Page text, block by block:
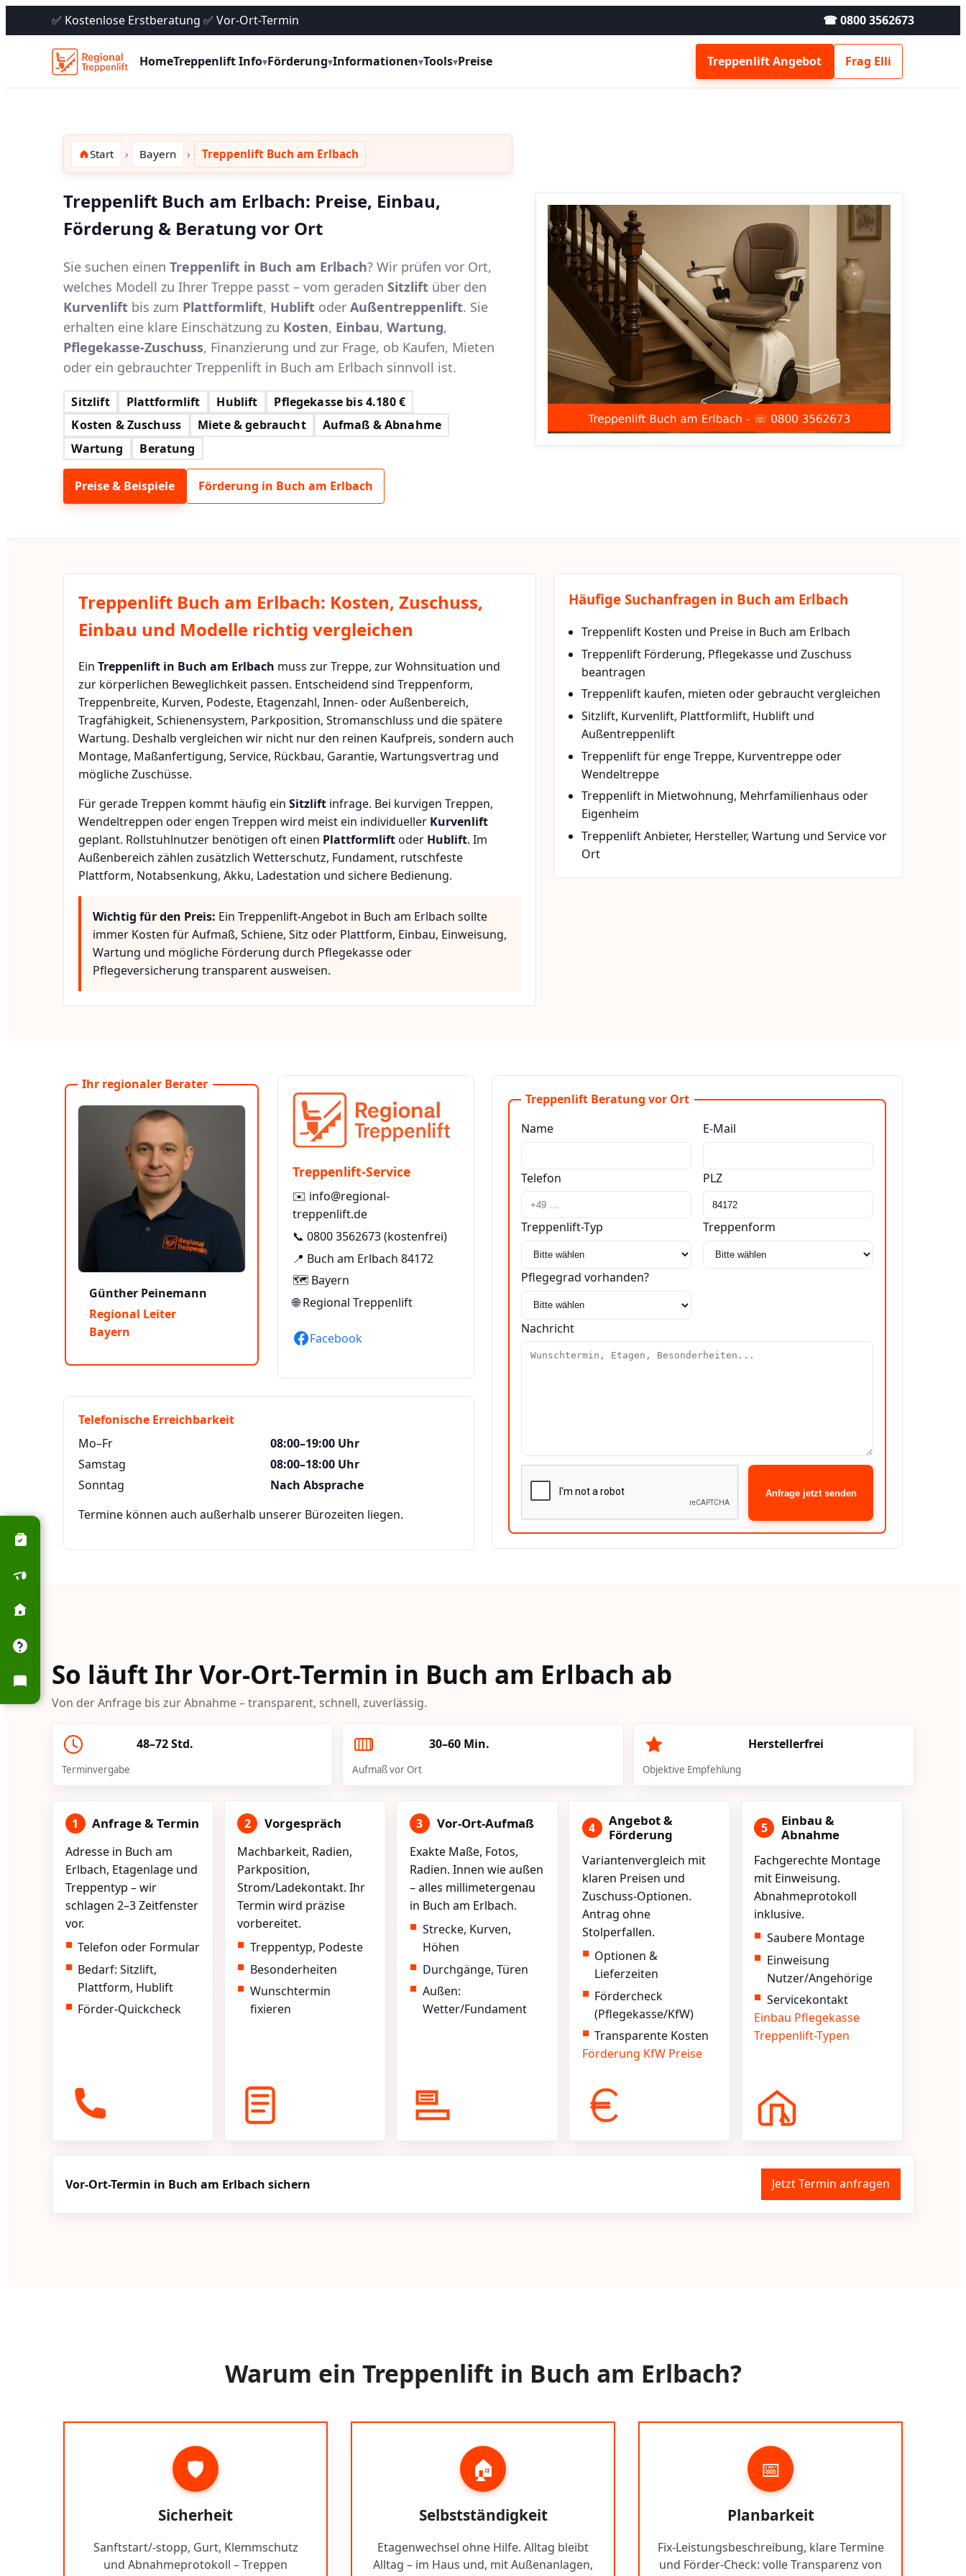
✅ Kostenlose Erstberatung ✅ Vor-Ort-Termin ☎ 0800 3562673
HomeTreppenlift Info▾Förderung▾Informationen▾Tools▾Preise Treppenlift Angebot Frag Elli
Start Bayern Treppenlift Buch am Erlbach
Treppenlift Buch am Erlbach: Preise, Einbau,
Förderung & Beratung vor Ort
Sie suchen einen Treppenlift in Buch am Erlbach? Wir prüfen vor Ort,
welches Modell zu Ihrer Treppe passt – vom geraden Sitzlift über den
Kurvenlift bis zum Plattformlift, Hublift oder Außentreppenlift. Sie
erhalten eine klare Einschätzung zu Kosten, Einbau, Wartung,
Pflegekasse-Zuschuss, Finanzierung und zur Frage, ob Kaufen, Mieten
oder ein gebrauchter Treppenlift in Buch am Erlbach sinnvoll ist.
Sitzlift Plattformlift Hublift
Pflegekasse bis 4.180 €
Kosten & Zuschuss
Miete & gebraucht
Aufmaß & Abnahme
Wartung
Beratung
Preise & Beispiele Förderung in Buch am Erlbach
Treppenlift Buch am Erlbach: Kosten, Zuschuss,
Einbau und Modelle richtig vergleichen
Ein Treppenlift in Buch am Erlbach muss zur Treppe, zur Wohnsituation und
zur körperlichen Beweglichkeit passen. Entscheidend sind Treppenform,
Treppenbreite, Kurven, Podeste, Etagenzahl, Innen- oder Außenbereich,
Tragfähigkeit, Schienensystem, Parkposition, Stromanschluss und die spätere
Wartung. Deshalb vergleichen wir nicht nur den reinen Kaufpreis, sondern auch
Montage, Maßanfertigung, Service, Rückbau, Garantie, Wartungsvertrag und
mögliche Zuschüsse.
Für gerade Treppen kommt häufig ein Sitzlift infrage. Bei kurvigen Treppen,
Wendeltreppen oder engen Treppen wird meist ein individueller Kurvenlift
geplant. Rollstuhlnutzer benötigen oft einen Plattformliftoder Hublift. Im
Außenbereich zählen zusätzlich Wetterschutz, Fundament, rutschfeste
Plattform, Notabsenkung, Akku, Ladestation und sichere Bedienung.
Wichtig für den Preis: Ein Treppenlift-Angebot in Buch am Erlbach sollte
immer Kosten für Aufmaß, Schiene, Sitz oder Plattform, Einbau, Einweisung,
Wartung und mögliche Förderung durch Pflegekasse oder
Pflegeversicherung transparent ausweisen.
Häufige Suchanfragen in Buch am Erlbach
Treppenlift Kosten und Preise in Buch am Erlbach
Treppenlift Förderung, Pflegekasse und Zuschuss
beantragen
Treppenlift kaufen, mieten oder gebraucht vergleichen
Sitzlift, Kurvenlift, Plattformlift, Hublift und
Außentreppenlift
Treppenlift für enge Treppe, Kurventreppe oder
Wendeltreppe
Treppenlift in Mietwohnung, Mehrfamilienhaus oder
Eigenheim
Treppenlift Anbieter, Hersteller, Wartung und Service vor
Ort
Ihr regionaler Berater
Günther Peinemann
Regional Leiter
Bayern
Treppenlift-Service
✉️ info@regional-
treppenlift.de
📞 0800 3562673(kostenfrei)
📍 Buch am Erlbach 84172
🗺️ Bayern
🌐Regional Treppenlift
Facebook
Telefonische Erreichbarkeit
Mo–Fr
08:00–19:00 Uhr
Samstag
08:00–18:00 Uhr
Sonntag
Nach Absprache
Termine können auch außerhalb unserer Bürozeiten liegen.
Treppenlift Beratung vor Ort
Name
E-Mail
Telefon PLZ
Treppenlift-Typ Treppenform
Pflegegrad vorhanden?
Nachricht
Anfrage jetzt senden
So läuft Ihr Vor-Ort-Termin in Buch am Erlbach ab
Von der Anfrage bis zur Abnahme – transparent, schnell, zuverlässig.
48–72 Std.
Terminvergabe
30–60 Min.
Aufmaß vor Ort
Herstellerfrei
Objektive Empfehlung
1 Anfrage & Termin
Adresse in Buch am
Erlbach, Etagenlage und
Treppentyp – wir
schlagen 2–3 Zeitfenster
vor.
Telefon oder Formular
Bedarf: Sitzlift,
Plattform, Hublift
Förder-Quickcheck
2 Vorgespräch
Machbarkeit, Radien,
Parkposition,
Strom/Ladekontakt. Ihr
Termin wird präzise
vorbereitet.
Treppentyp, Podeste
Besonderheiten
Wunschtermin
fixieren
3 Vor-Ort-Aufmaß
Exakte Maße, Fotos,
Radien. Innen wie außen
– alles millimetergenau
in Buch am Erlbach.
Strecke, Kurven,
Höhen
Durchgänge, Türen
Außen:
Wetter/Fundament
4
Angebot &
Förderung
Variantenvergleich mit
klaren Preisen und
Zuschuss-Optionen.
Antrag ohne
Stolperfallen.
Optionen &
Lieferzeiten
Fördercheck
(Pflegekasse/KfW)
Transparente Kosten
Förderung KfW Preise
5
Einbau &
Abnahme
Fachgerechte Montage
mit Einweisung.
Abnahmeprotokoll
inklusive.
Saubere Montage
Einweisung
Nutzer/Angehörige
Servicekontakt
Einbau Pflegekasse
Treppenlift-Typen
Vor-Ort-Termin in Buch am Erlbach sichern Jetzt Termin anfragen
Warum ein Treppenlift in Buch am Erlbach?
🛡️
Sicherheit
Sanftstart/-stopp, Gurt, Klemmschutz
und Abnahmeprotokoll – Treppen
🏠
Selbstständigkeit
Etagenwechsel ohne Hilfe. Alltag bleibt
Alltag – im Haus und, mit Außenanlagen,
📅
Planbarkeit
Fix-Leistungsbeschreibung, klare Termine
und Förder-Check: volle Transparenz von